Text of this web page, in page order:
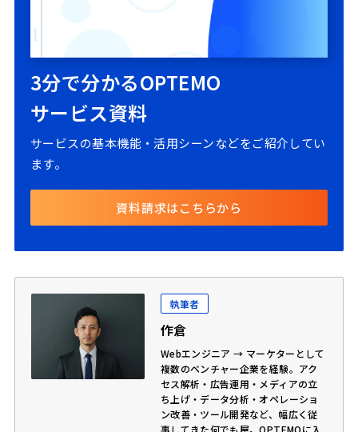
3分で分かるOPTEMO
サービス資料
サービスの基本機能・活用シーンなどをご紹介してい
ます。
資料請求はこちらから
執筆者
作倉
Webエンジニア → マーケターとして
複数のベンチャー企業を経験。アク
セス解析・広告運用・メディアの立
ち上げ・データ分析・オペレーショ
ン改善・ツール開発など、幅広く従